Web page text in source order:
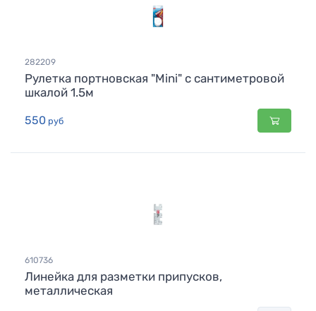
282209
Рулетка портновская "Mini" с сантиметровой
шкалой 1.5м
550 руб
610736
Линейка для разметки припусков,
металлическая